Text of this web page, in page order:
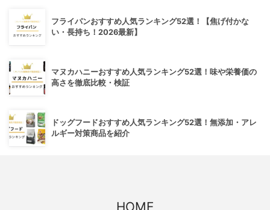
フライパンおすすめ人気ランキング52選！【焦げ付かな
い・長持ち！2026最新】
マヌカハニーおすすめ人気ランキング52選！味や栄養価の
高さを徹底比較・検証
ドッグフードおすすめ人気ランキング52選！無添加・アレ
ルギー対策商品を紹介
HOME